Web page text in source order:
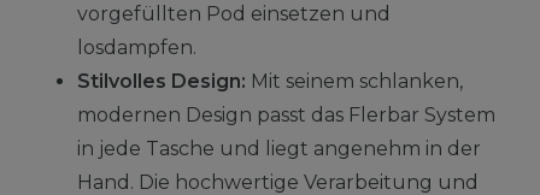
vorgefüllten Pod einsetzen und
losdampfen.
Stilvolles Design: Mit seinem schlanken,
modernen Design passt das Flerbar System
in jede Tasche und liegt angenehm in der
Hand. Die hochwertige Verarbeitung und